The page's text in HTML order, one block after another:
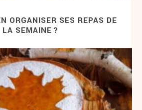
ORGANISER SES REPAS DE
LA SEMAINE ?